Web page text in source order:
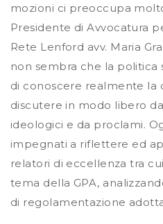
mozioni ci preoccupa
Presidente di Avvocatura
Rete Lenford avv. Maria
non sembra che la
di conoscere realmente la
discutere in modo libero
ideologici e da proclami.
impegnati a riflettere ed
relatori di eccellenza tra
tema della GPA,
di regolamentazione